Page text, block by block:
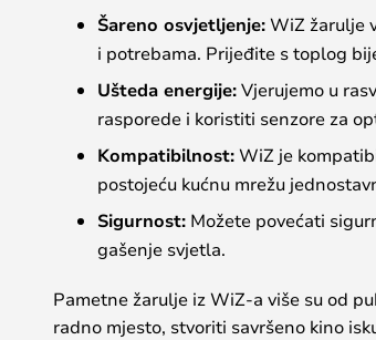
Šareno osvjetljenje:WiZ žarulje
i potrebama. Prijeđite s toplog
Ušteda energije:Vjerujemo u
rasporede i koristiti senzore za
Kompatibilnost:WiZ je
postojeću kućnu mrežu
Sigurnost: Možete povećati
gašenje svjetla.
Pametne žarulje iz WiZ-a više su od
radno mjesto, stvoriti savršeno kino